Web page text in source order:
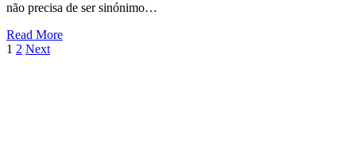
não precisa de ser sinónimo…
Read More
1 2 Next